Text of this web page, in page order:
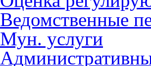
Ведомственные
Мун. услуги